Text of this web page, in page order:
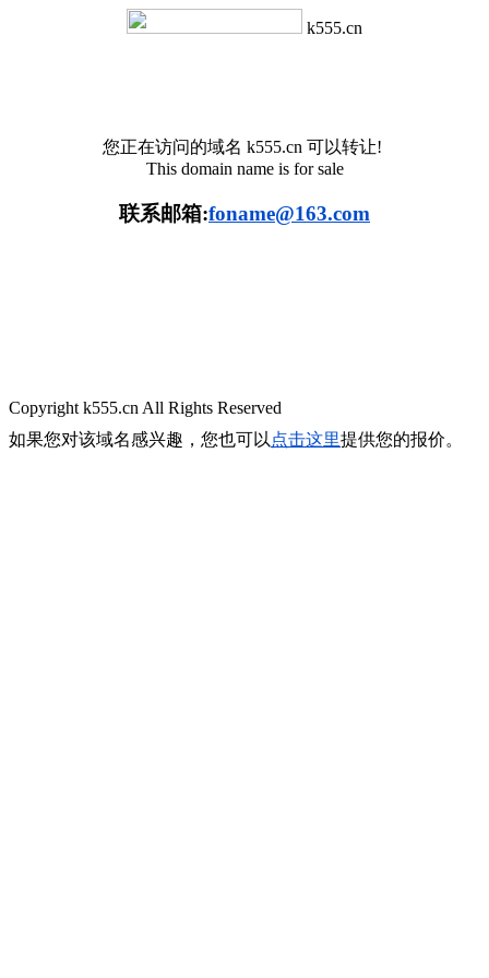
k555.cn
您正在访问的域名 k555.cn 可以转让!
This domain name is for sale
联系邮箱:foname@163.com
Copyright k555.cn All Rights Reserved
如果您对该域名感兴趣，您也可以点击这里提供您的报价。